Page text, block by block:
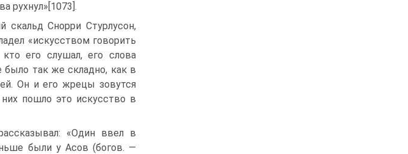
рухнул»[1073].
скальд Снорри Стурлусон,
«искусством говорить
его слушал, его слова
было так же складно, как в
Он и его жрецы зовутся
пошло это искусство в
«Один ввел в
были у Асов (богов. —